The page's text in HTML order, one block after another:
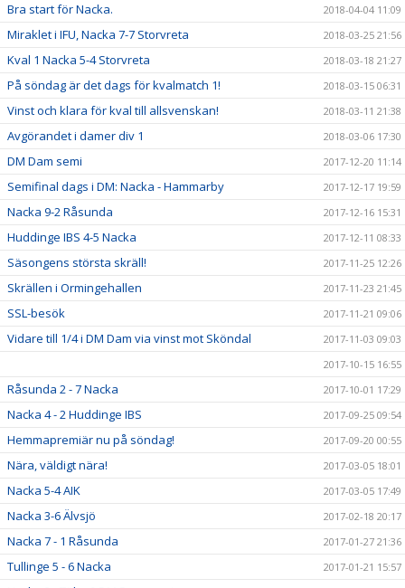
Bra start för Nacka. 2018-04-04 11:09
Miraklet i IFU, Nacka 7-7 Storvreta 2018-03-25 21:56
Kval 1 Nacka 5-4 Storvreta 2018-03-18 21:27
På söndag är det dags för kvalmatch 1! 2018-03-15 06:31
Vinst och klara för kval till allsvenskan! 2018-03-11 21:38
Avgörandet i damer div 1 2018-03-06 17:30
DM Dam semi 2017-12-20 11:14
Semifinal dags i DM: Nacka - Hammarby 2017-12-17 19:59
Nacka 9-2 Råsunda 2017-12-16 15:31
Huddinge IBS 4-5 Nacka 2017-12-11 08:33
Säsongens största skräll! 2017-11-25 12:26
Skrällen i Ormingehallen 2017-11-23 21:45
SSL-besök 2017-11-21 09:06
Vidare till 1/4 i DM Dam via vinst mot Sköndal
2017-11-03 09:03
2017-10-15 16:55
Råsunda 2 - 7 Nacka 2017-10-01 17:29
Nacka 4 - 2 Huddinge IBS 2017-09-25 09:54
Hemmapremiär nu på söndag! 2017-09-20 00:55
Nära, väldigt nära! 2017-03-05 18:01
Nacka 5-4 AIK 2017-03-05 17:49
Nacka 3-6 Älvsjö 2017-02-18 20:17
Nacka 7 - 1 Råsunda 2017-01-27 21:36
Tullinge 5 - 6 Nacka 2017-01-21 15:57